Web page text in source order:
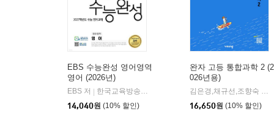
EBS 수능완성 영어영역
영어 (2026년)
EBS 저
한국교육방송공사
14,040원 (10% 할인)
완자 고등 통합과학 2 (2
026년용)
김은경,채규선,조향숙 등저
16,650원 (10% 할인)